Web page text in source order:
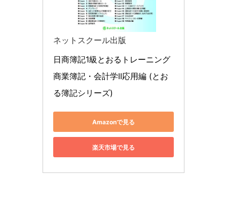
ネットスクール出版
日商簿記1級とおるトレーニング
商業簿記・会計学II応用編 (とお
る簿記シリーズ)
Amazonで見る
楽天市場で見る